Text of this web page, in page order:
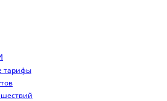
тарифы